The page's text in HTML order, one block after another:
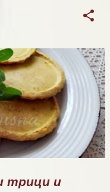
трици и